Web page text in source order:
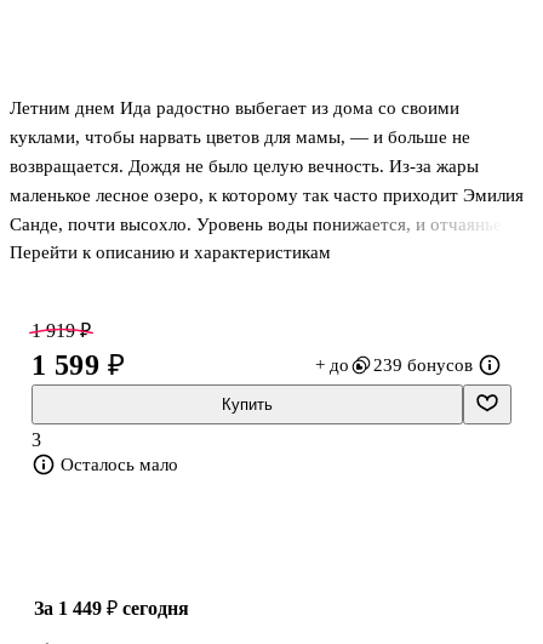
Летним днем Ида радостно выбегает из дома со своими
куклами, чтобы нарвать цветов для мамы, — и больше не
возвращается. Дождя не было целую вечность. Из-за жары
маленькое лесное озеро, к которому так часто приходит Эмилия
Санде, почти высохло. Уровень воды понижается, и отчаянье
женщины нарастает. Под водой спрятано то, что ни в коем
новенькая, вступившая в ряды следственной группы, разжигает
огонь в сердцах некоторых коллег. Когда поступает сообщение о
пропаже маленькой девочки, Рино Карлсен сразу же берется за
это дело вместе с Гюру. И охота начинается…
Фруде Гранхус (1965–2017) — норвежски
Перейти к описанию и характеристикам
1 919 ₽
1 599 ₽ + до 239 бонусов
Купить
3
Осталось мало
за 1 449 ₽ сегодня